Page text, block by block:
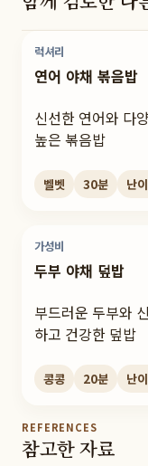
럭셔리
연어 야채 볶음밥
신선한 연어와 다
높은 볶음밥
벨벳 30분 난
가성비
두부 야채 덮밥
부드러운 두부와
하고 건강한 덮밥
콩콩 20분 난
REFERENCES
참고한 자료